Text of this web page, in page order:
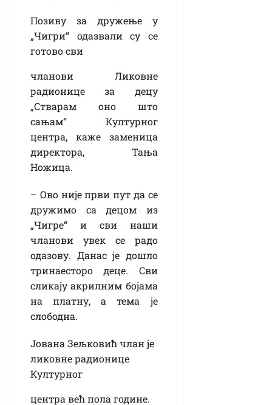
Позиву за дружење у
„Чигри“ одазвали су се
готово сви
чланови Ликовне
радионице за децу
„Стварам оно што
сањам“ Културног
центра, каже заменица
директора, Тања
Ножица.
– Ово није први пут да се
дружимо са децом из
„Чигре“ и сви наши
чланови увек се радо
одазову. Данас је дошло
тринаесторо деце. Сви
сликају акрилним бојама
на платну, а тема је
слободна.
Јована Зељковић члан је
ликовне радионице
Културног
центра већ пола године.